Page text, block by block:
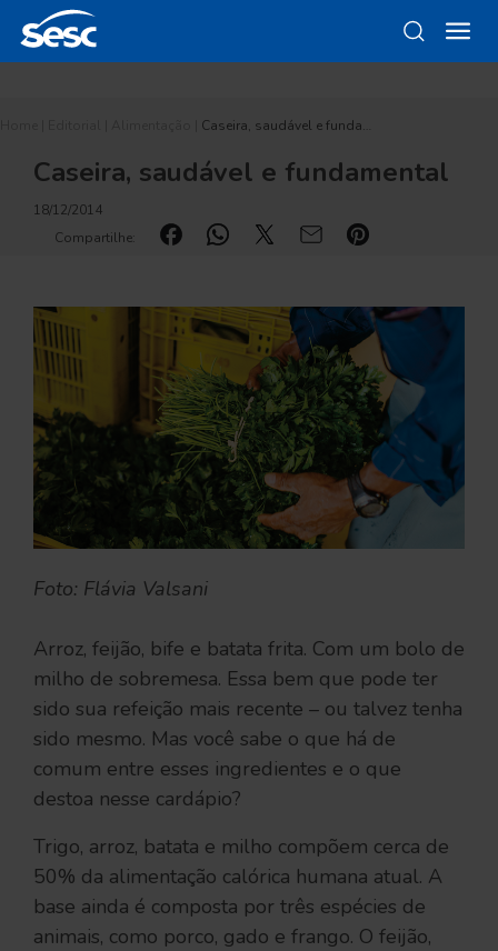
Caseira, saudável e funda…
Caseira, saudável e fundamental
18/12/2014
Compartilhe:
Foto: Flávia Valsani
Arroz, feijão, bife e batata frita. Com um bolo de
milho de sobremesa. Essa bem que pode ter
sido sua refeição mais recente – ou talvez tenha
sido mesmo. Mas você sabe o que há de
comum entre esses ingredientes e o que
destoa nesse cardápio?
Trigo, arroz, batata e milho compõem cerca de
50% da alimentação calórica humana atual. A
base ainda é composta por três espécies de
animais, como porco, gado e frango. O feijão,